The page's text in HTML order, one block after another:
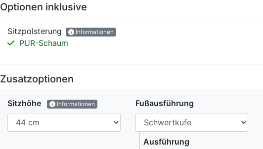
Optionen inklusive
Sitzpolsterung Informationen
PUR-Schaum
Zusatzoptionen
Sitzhöhe Informationen Fußausführung
Ausführung